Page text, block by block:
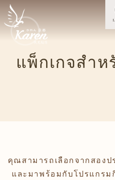
แพ็กเกจสําห
คุณสามารถเลือกจากสอง
และมาพร้อมกับโปรแกร